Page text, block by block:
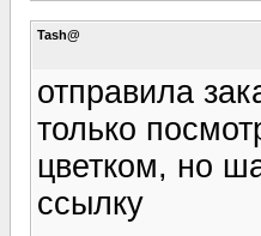
Tash@
отправила
только
цветком, но
ссылку